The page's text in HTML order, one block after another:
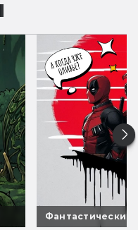
Фантастические